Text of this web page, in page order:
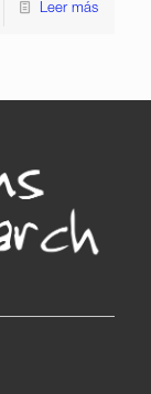
Leer más